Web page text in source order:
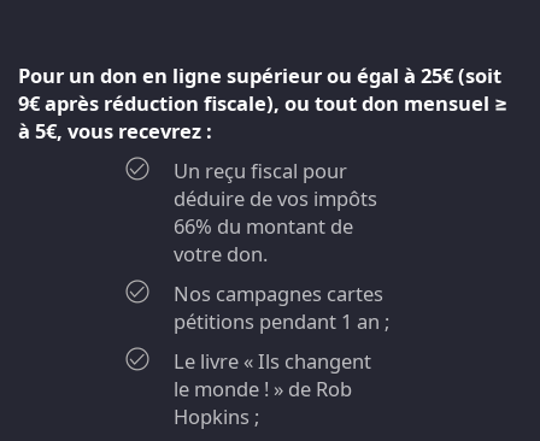
Pour un don en ligne supérieur ou égal à 25€ (soit
9€ après réduction fiscale), ou tout don mensuel ≥
à 5€, vous recevrez :
Un reçu fiscal pour
déduire de vos impôts
66% du montant de
votre don.
Nos campagnes cartes
pétitions pendant 1 an ;
Le livre « Ils changent
le monde ! » de Rob
Hopkins ;